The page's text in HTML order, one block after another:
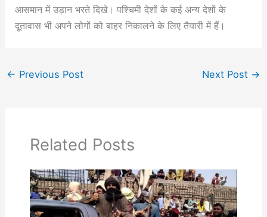
आसमान में उड़ान भरते दिखे। पश्चिमी देशों के कई अन्य देशों के
दूतावास भी अपने लोगों को बाहर निकालने के लिए तैयारी में हैं।
← Previous Post Next Post →
Related Posts